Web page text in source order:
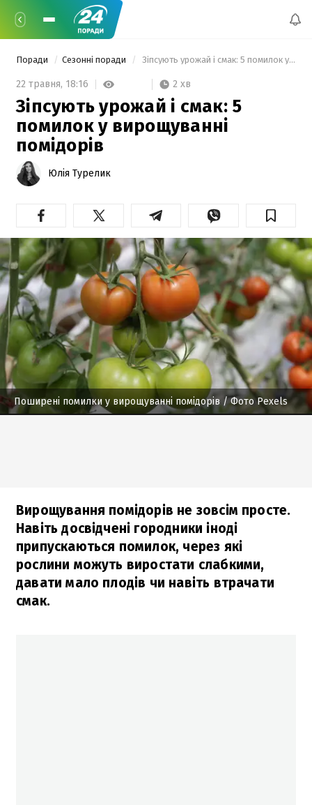
Поради Сезонні поради Зіпсують урожай і смак: 5 помилок у вирощуванні помідорів
22 травня, 18:16 2 хв
Зіпсують урожай і смак: 5
помилок у вирощуванні
помідорів
Юлія Турелик
Поширені помилки у вирощуванні помідорів / Фото Pexels
Вирощування помідорів не зовсім просте.
Навіть досвідчені городники іноді
припускаються помилок, через які
рослини можуть виростати слабкими,
давати мало плодів чи навіть втрачати
смак.